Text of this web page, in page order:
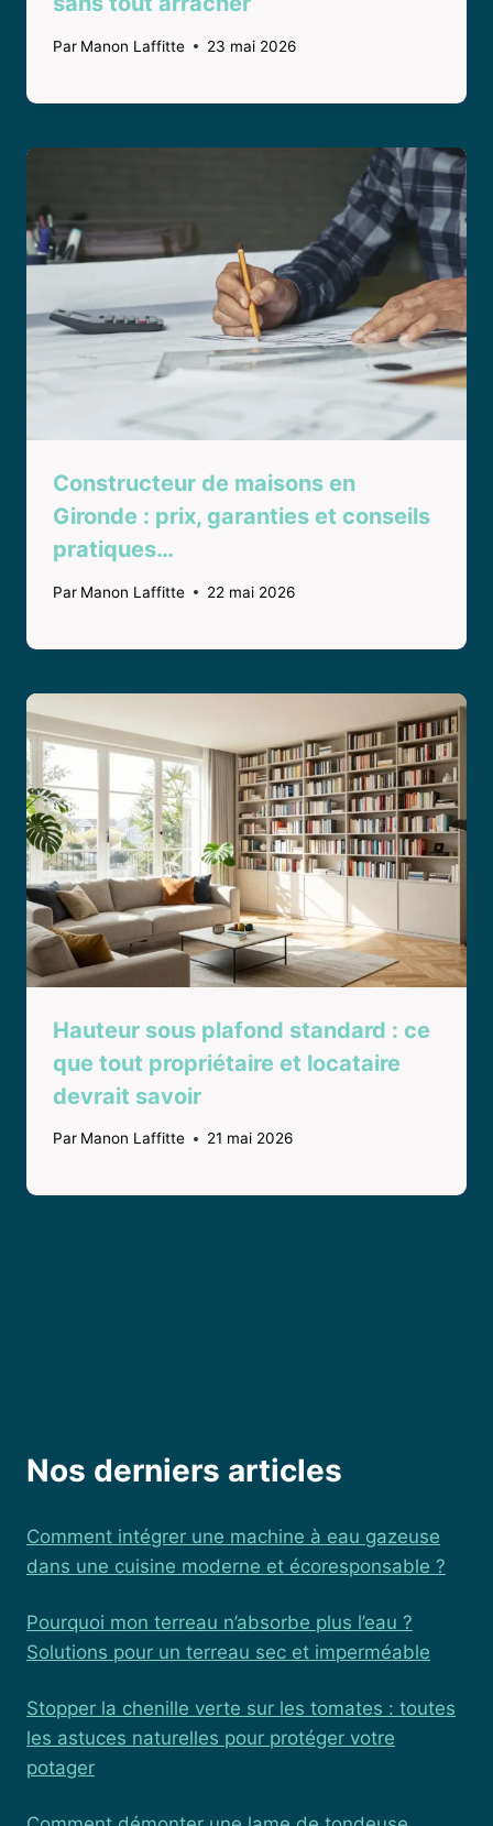
Par Manon Laffitte 23 mai 2026
Constructeur de maisons en
Gironde : prix, garanties et conseils
pratiques…
Par Manon Laffitte 22 mai 2026
Hauteur sous plafond standard : ce
que tout propriétaire et locataire
devrait savoir
Par Manon Laffitte 21 mai 2026
Nos derniers articles
Comment intégrer une machine à eau gazeuse
dans une cuisine moderne et écoresponsable ?
Pourquoi mon terreau n’absorbe plus l’eau ?
Solutions pour un terreau sec et imperméable
Stopper la chenille verte sur les tomates : toutes
les astuces naturelles pour protéger votre
potager